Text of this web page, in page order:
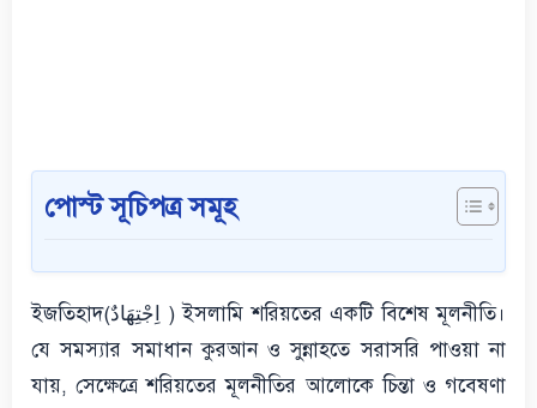
পোস্ট সূচিপত্র সমূহ
ইজতিহাদ(اِجْتِهَادٌ ) ইসলামি শরিয়তের একটি বিশেষ মূলনীতি।
যে সমস্যার সমাধান কুরআন ও সুন্নাহতে সরাসরি পাওয়া না
যায়, সেক্ষেত্রে শরিয়তের মূলনীতির আলোকে চিন্তা ও গবেষণা